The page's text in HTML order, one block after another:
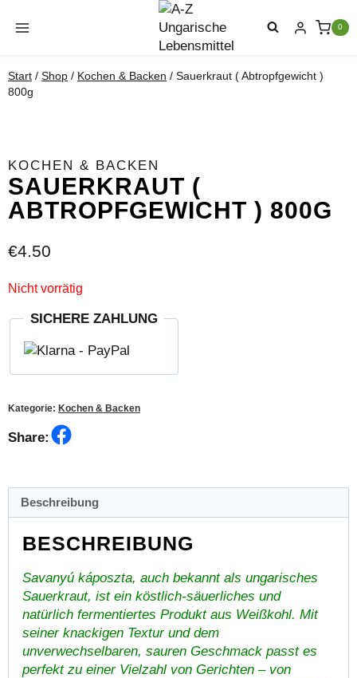
Inhalt
0
Start / Shop / Kochen & Backen / Sauerkraut ( Abtropfgewicht )
800g
KOCHEN & BACKEN
SAUERKRAUT (
ABTROPFGEWICHT ) 800G
€4.50
Nicht vorrätig
SICHERE ZAHLUNG
Kategorie: Kochen & Backen
Share:
Beschreibung
BESCHREIBUNG
Savanyú káposzta, auch bekannt als ungarisches
Sauerkraut, ist ein köstlich-säuerliches und
natürlich fermentiertes Produkt aus Weißkohl. Mit
seiner knackigen Textur und dem
unverwechselbaren, sauren Geschmack passt es
perfekt zu einer Vielzahl von Gerichten – von